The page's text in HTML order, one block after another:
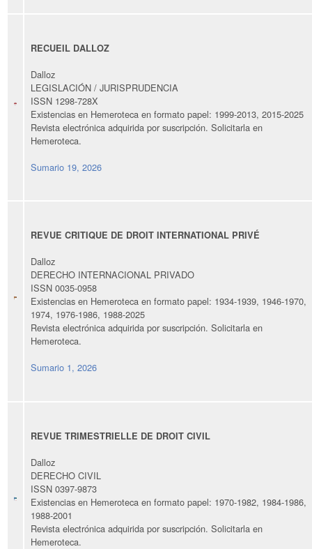
RECUEIL DALLOZ
Dalloz
LEGISLACIÓN / JURISPRUDENCIA
ISSN 1298-728X
Existencias en Hemeroteca en formato papel: 1999-2013, 2015-2025
Revista electrónica adquirida por suscripción. Solicitarla en
Hemeroteca.
Sumario 19, 2026
REVUE CRITIQUE DE DROIT INTERNATIONAL PRIVÉ
Dalloz
DERECHO INTERNACIONAL PRIVADO
ISSN 0035-0958
Existencias en Hemeroteca en formato papel: 1934-1939, 1946-1970,
1974, 1976-1986, 1988-2025
Revista electrónica adquirida por suscripción. Solicitarla en
Hemeroteca.
Sumario 1, 2026
REVUE TRIMESTRIELLE DE DROIT CIVIL
Dalloz
DERECHO CIVIL
ISSN 0397-9873
Existencias en Hemeroteca en formato papel: 1970-1982, 1984-1986,
1988-2001
Revista electrónica adquirida por suscripción. Solicitarla en
Hemeroteca.